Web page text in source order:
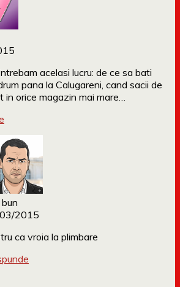
acelasi lucru: de ce sa bati
pana la Calugareni, cand sacii de
in orice magazin mai mare…
2015
ca vroia la plimbare